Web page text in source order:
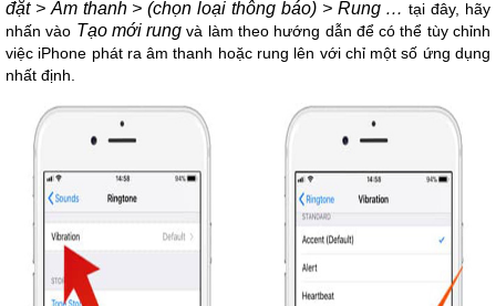
đặt > Âm thanh > (chọn loại thông báo) > Rung …tại đây, hãy
nhấn vào Tạo mới rungvà làm theo hướng dẫn để có thể tùy chỉnh
việc iPhone phát ra âm thanh hoặc rung lên với chỉ một số ứng dụng
nhất định.